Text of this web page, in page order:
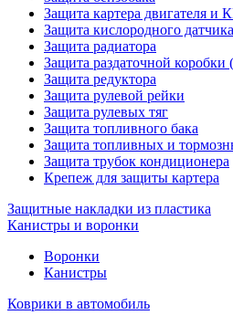
Защита картера двигателя и
Защита кислородного датчика
Защита радиатора
Защита раздаточной коробки
Защита редуктора
Защита рулевой рейки
Защита рулевых тяг
Защита топливного бака
Защита топливных и
Защита трубок кондиционера
Крепеж для защиты картера
Защитные накладки из пластика
Канистры и воронки
Воронки
Канистры
Коврики в автомобиль